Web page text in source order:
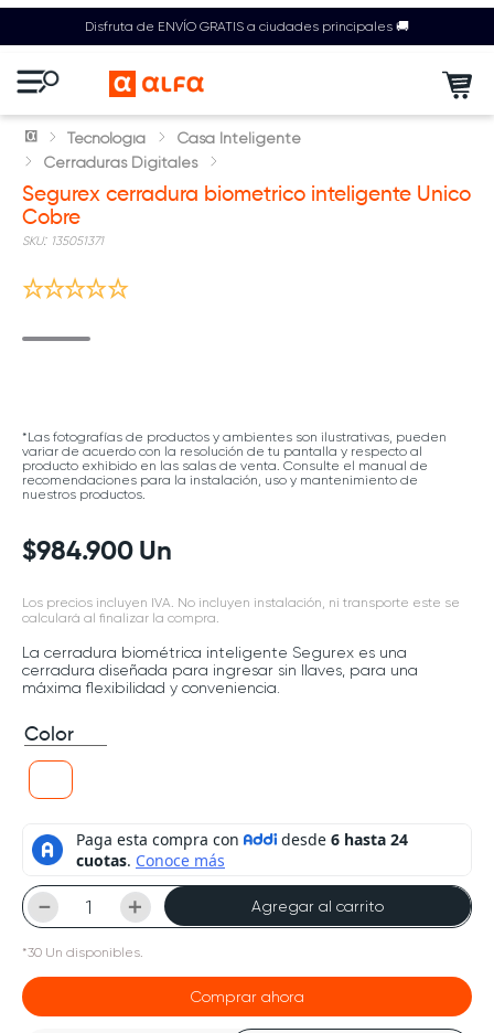
Disfruta de ENVÍO GRATIS a ciudades principales 🚚
Tecnología
Casa Inteligente
Cerraduras Digitales
Segurex cerradura biometrico inteligente Unico
Cobre
: 135051371
*Las fotografías de productos y ambientes son ilustrativas, pueden
variar de acuerdo con la resolución de tu pantalla y respecto al
producto exhibido en las salas de venta. Consulte el manual de
recomendaciones para la instalación, uso y mantenimiento de
nuestros productos.
$984.900 Un
Los precios incluyen IVA. No incluyen instalación, ni transporte este se
calculará al finalizar la compra.
La cerradura biométrica inteligente Segurex es una
cerradura diseñada para ingresar sin llaves, para una
máxima flexibilidad y conveniencia.
Color
＋
－ Agregar al carrito
*30 Un disponibles.
Comprar ahora